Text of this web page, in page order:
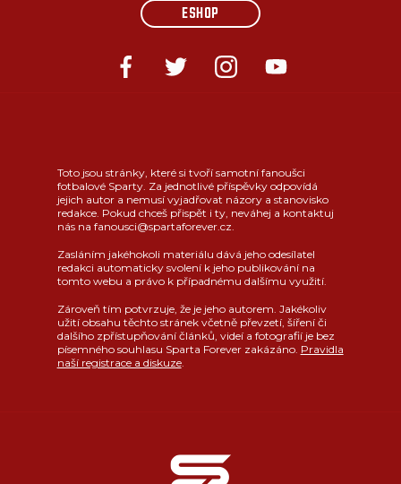
ESHOP
Toto jsou stránky, které si tvoří samotní fanoušci
fotbalové Sparty. Za jednotlivé příspěvky odpovídá
jejich autor a nemusí vyjadřovat názory a stanovisko
redakce. Pokud chceš přispět i ty, neváhej a kontaktuj
nás na fanousci@spartaforever.cz.
Zasláním jakéhokoli materiálu dává jeho odesílatel
redakci automaticky svolení k jeho publikování na
tomto webu a právo k případnému dalšímu využití.
Zároveň tím potvrzuje, že je jeho autorem. Jakékoliv
užití obsahu těchto stránek včetně převzetí, šíření či
dalšího zpřístupňování článků, videí a fotografií je bez
písemného souhlasu Sparta Forever zakázáno. Pravidla
naší registrace a diskuze.